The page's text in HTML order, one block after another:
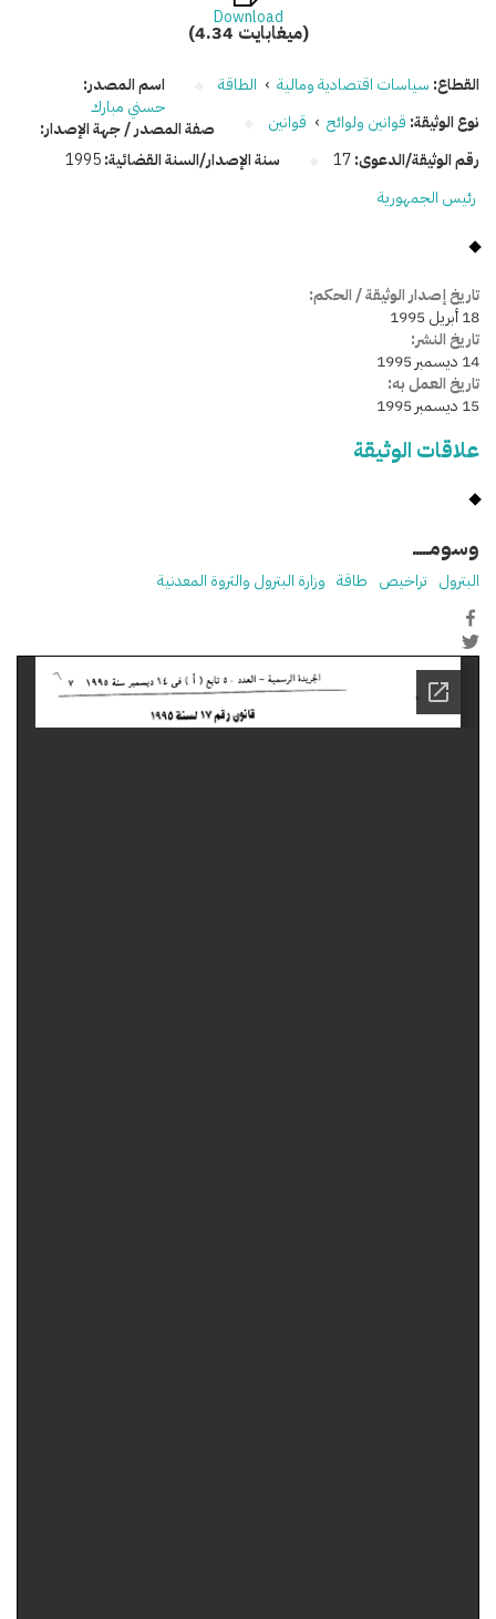
Download
(4.34 ميغابايت)
القطاع: سياسات اقتصادية ومالية › الطاقة
نوع الوثيقة: قوانين ولوائح › قوانين
رقم الوثيقة/الدعوى:17 سنة الإصدار/السنة القضائية:1995
اسم المصدر:
حسني مبارك
صفة المصدر / جهة الإصدار:
رئيس الجمهورية
تاريخ إصدار الوثيقة / الحكم:
18 أبريل 1995
تاريخ النشر:
14 ديسمبر 1995
تاريخ العمل به:
15 ديسمبر 1995
علاقات الوثيقة
وسومـــــ
البترول تراخيص طاقة وزارة البترول والثروة المعدنية